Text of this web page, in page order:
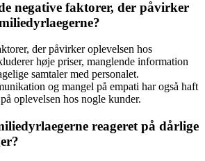
negative faktorer, der påvirker
der påvirker oplevelsen hos
høje priser, manglende information
samtaler med personalet.
og mangel på empati har også haft
oplevelsen hos nogle kunder.
reageret på dårlige